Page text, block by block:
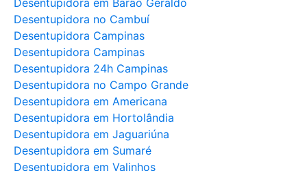
Desentupidora no Cambuí
Desentupidora Campinas
Desentupidora Campinas
Desentupidora 24h Campinas
Desentupidora no Campo Grande
Desentupidora em Americana
Desentupidora em Hortolândia
Desentupidora em Jaguariúna
Desentupidora em Sumaré
Desentupidora em Valinhos